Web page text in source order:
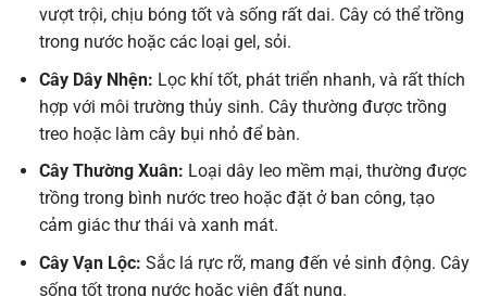
vượt trội, chịu bóng tốt và sống rất dai. Cây có thể trồng
trong nước hoặc các loại gel, sỏi.
Cây Dây Nhện: Lọc khí tốt, phát triển nhanh, và rất thích
hợp với môi trường thủy sinh. Cây thường được trồng
treo hoặc làm cây bụi nhỏ để bàn.
Cây Thường Xuân: Loại dây leo mềm mại, thường được
trồng trong bình nước treo hoặc đặt ở ban công, tạo
cảm giác thư thái và xanh mát.
Cây Vạn Lộc: Sắc lá rực rỡ, mang đến vẻ sinh động. Cây
sống tốt trong nước hoặc viên đất nung.